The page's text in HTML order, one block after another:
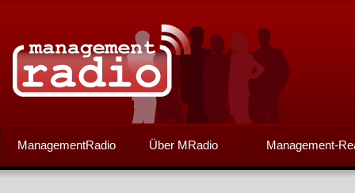
ManagementRadio Über MRadio Management-